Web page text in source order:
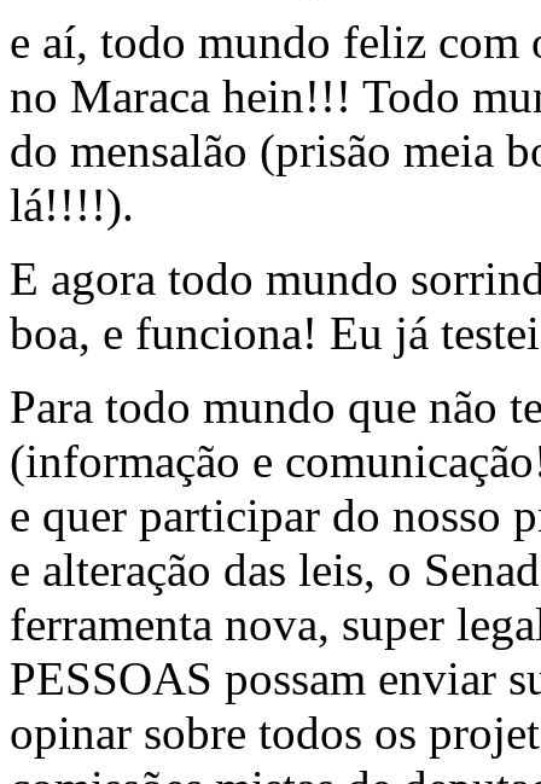
e aí, todo mundo feliz com
no Maraca hein!!! Todo
do mensalão (prisão meia
lá!!!!).
E agora todo mundo
boa, e funciona! Eu já
Para todo mundo que não
(informação e
e quer participar do nosso
e alteração das leis, o
ferramenta nova, super
PESSOAS possam enviar
opinar sobre todos os